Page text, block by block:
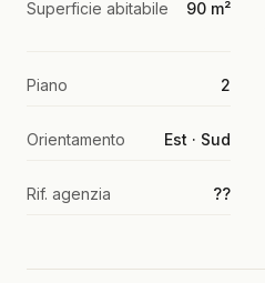
Superficie abitabile 90 m²
Piano 2
Orientamento Est · Sud
Rif. agenzia ??